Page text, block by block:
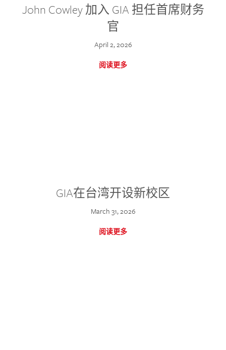
John Cowley 加入 GIA 担任首席财务
官
April 2, 2026
阅读更多
GIA在台湾开设新校区
March 31, 2026
阅读更多